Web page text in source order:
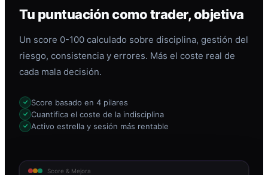
Tu puntuación como trader, objetiva
Un score 0-100 calculado sobre disciplina, gestión del
riesgo, consistencia y errores. Más el coste real de
cada mala decisión.
Score basado en 4 pilares
Cuantifica el coste de la indisciplina
Activo estrella y sesión más rentable
Score & Mejora